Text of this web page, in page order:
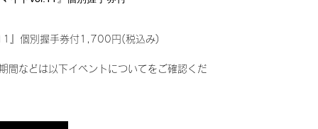
』個別握手券付1,700円(税込み)
間などは以下イベントについてをご確認くだ